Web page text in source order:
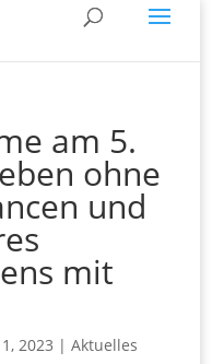
am 5.
ohne
und
mit
2023 | Aktuelles